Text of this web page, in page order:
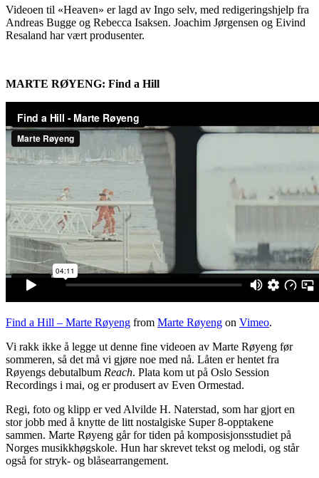
Videoen til «Heaven» er lagd av Ingo selv, med redigeringshjelp fra
Andreas Bugge og Rebecca Isaksen. Joachim Jørgensen og Eivind
Resaland har vært produsenter.
MARTE RØYENG: Find a Hill
Find a Hill – Marte Røyeng from Marte Røyeng on Vimeo.
Vi rakk ikke å legge ut denne fine videoen av Marte Røyeng før
sommeren, så det må vi gjøre noe med nå. Låten er hentet fra
Røyengs debutalbum Reach. Plata kom ut på Oslo Session
Recordings i mai, og er produsert av Even Ormestad.
Regi, foto og klipp er ved Alvilde H. Naterstad, som har gjort en
stor jobb med å knytte de litt nostalgiske Super 8-opptakene
sammen. Marte Røyeng går for tiden på komposisjonsstudiet på
Norges musikkhøgskole. Hun har skrevet tekst og melodi, og står
også for stryk- og blåsearrangement.